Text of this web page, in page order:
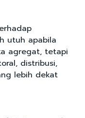
utuh apabila
agregat, tetapi
distribusi,
lebih dekat